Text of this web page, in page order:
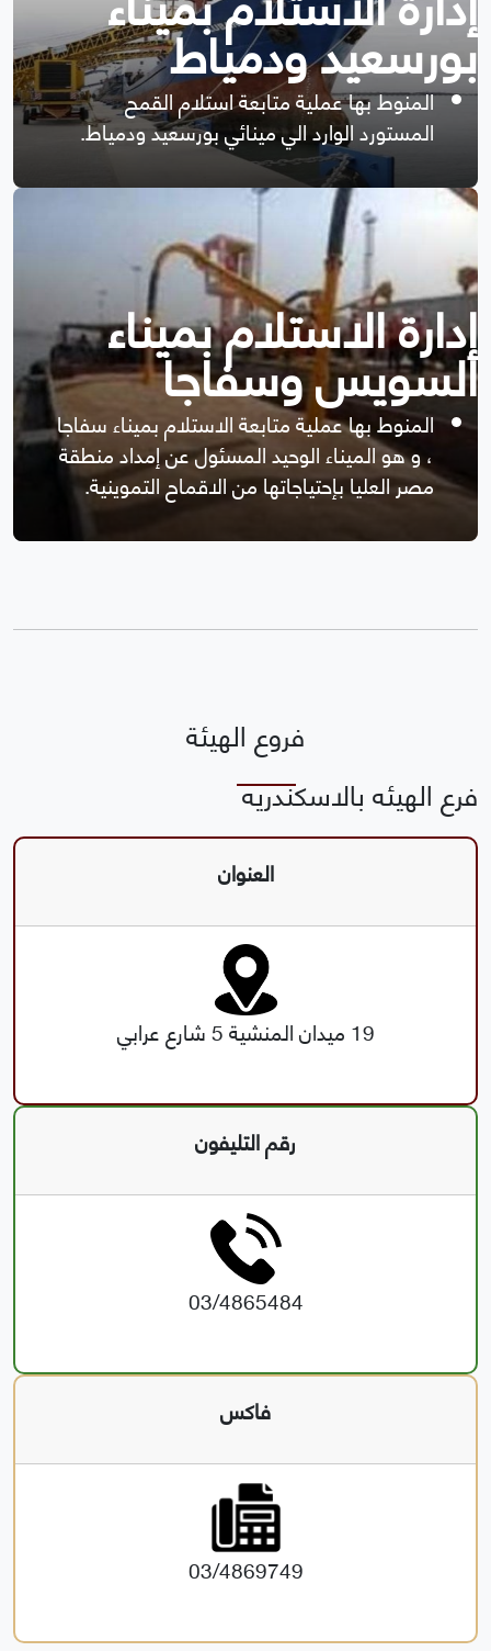
بورسعيد ودمياط
المنوط بها عملية متابعة استلام القمح
المستورد الوارد الي مينائي بورسعيد ودمياط.
إدارة الاستلام بميناء
السويس وسفاجا
المنوط بها عملية متابعة الاستلام بميناء سفاجا
، و هو الميناء الوحيد المسئول عن إمداد منطقة
مصر العليا بإحتياجاتها من الاقماح التموينية.
فروع الهيئة
فرع الهيئه بالاسكندريه
العنوان
19 ميدان المنشية 5 شارع عرابي
رقم التليفون
03/4865484
فاكس
03/4869749